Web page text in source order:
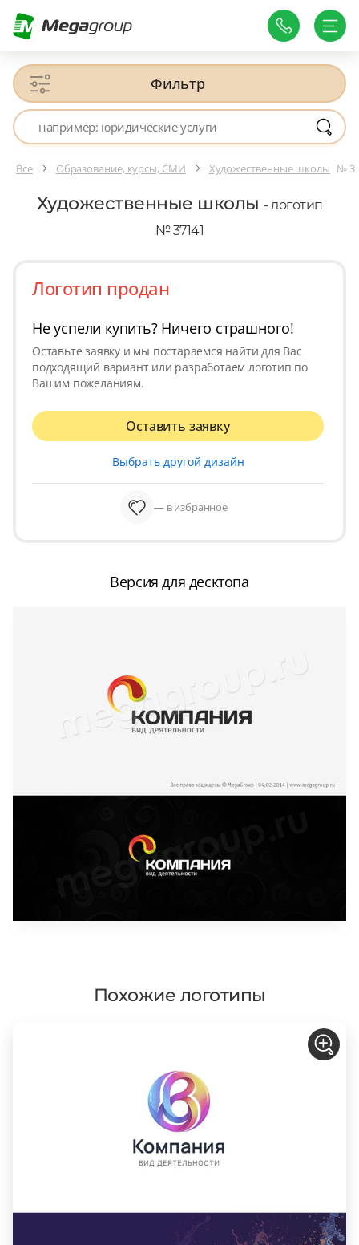
Фильтр
Все Образование, курсы, СМИ Художественные школы №
Художественные школы - логотип
№ 37141
Логотип продан
Не успели купить? Ничего страшного!
Оставьте заявку и мы постараемся найти для Вас
подходящий вариант или разработаем логотип по
Вашим пожеланиям.
Оставить заявку
Выбрать другой дизайн
— в избранное
Версия для десктопа
Похожие логотипы